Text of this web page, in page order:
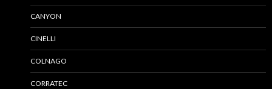
CANYON
CINELLI
COLNAGO
CORRATEC